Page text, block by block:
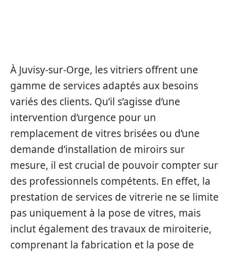
À Juvisy-sur-Orge, les vitriers offrent une
gamme de services adaptés aux besoins
variés des clients. Qu’il s’agisse d’une
intervention d’urgence pour un
remplacement de vitres brisées ou d’une
demande d’installation de miroirs sur
mesure, il est crucial de pouvoir compter sur
des professionnels compétents. En effet, la
prestation de services de vitrerie ne se limite
pas uniquement à la pose de vitres, mais
inclut également des travaux de miroiterie,
comprenant la fabrication et la pose de